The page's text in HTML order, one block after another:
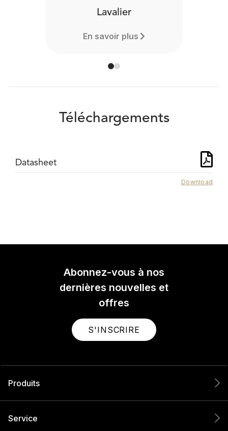
Lavalier
En savoir plus
Téléchargements
Datasheet
Download
Abonnez-vous à nos
dernières nouvelles et
offres
S'INSCRIRE
Produits
Service